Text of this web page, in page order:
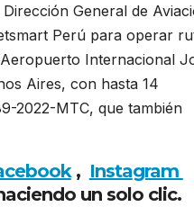
General de
Perú para operar
Internacional
Aires, con hasta 14
2022-MTC, que también
, Instagram
un solo clic.